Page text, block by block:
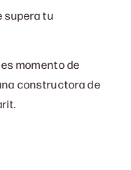
supera tu
momento de
constructora de